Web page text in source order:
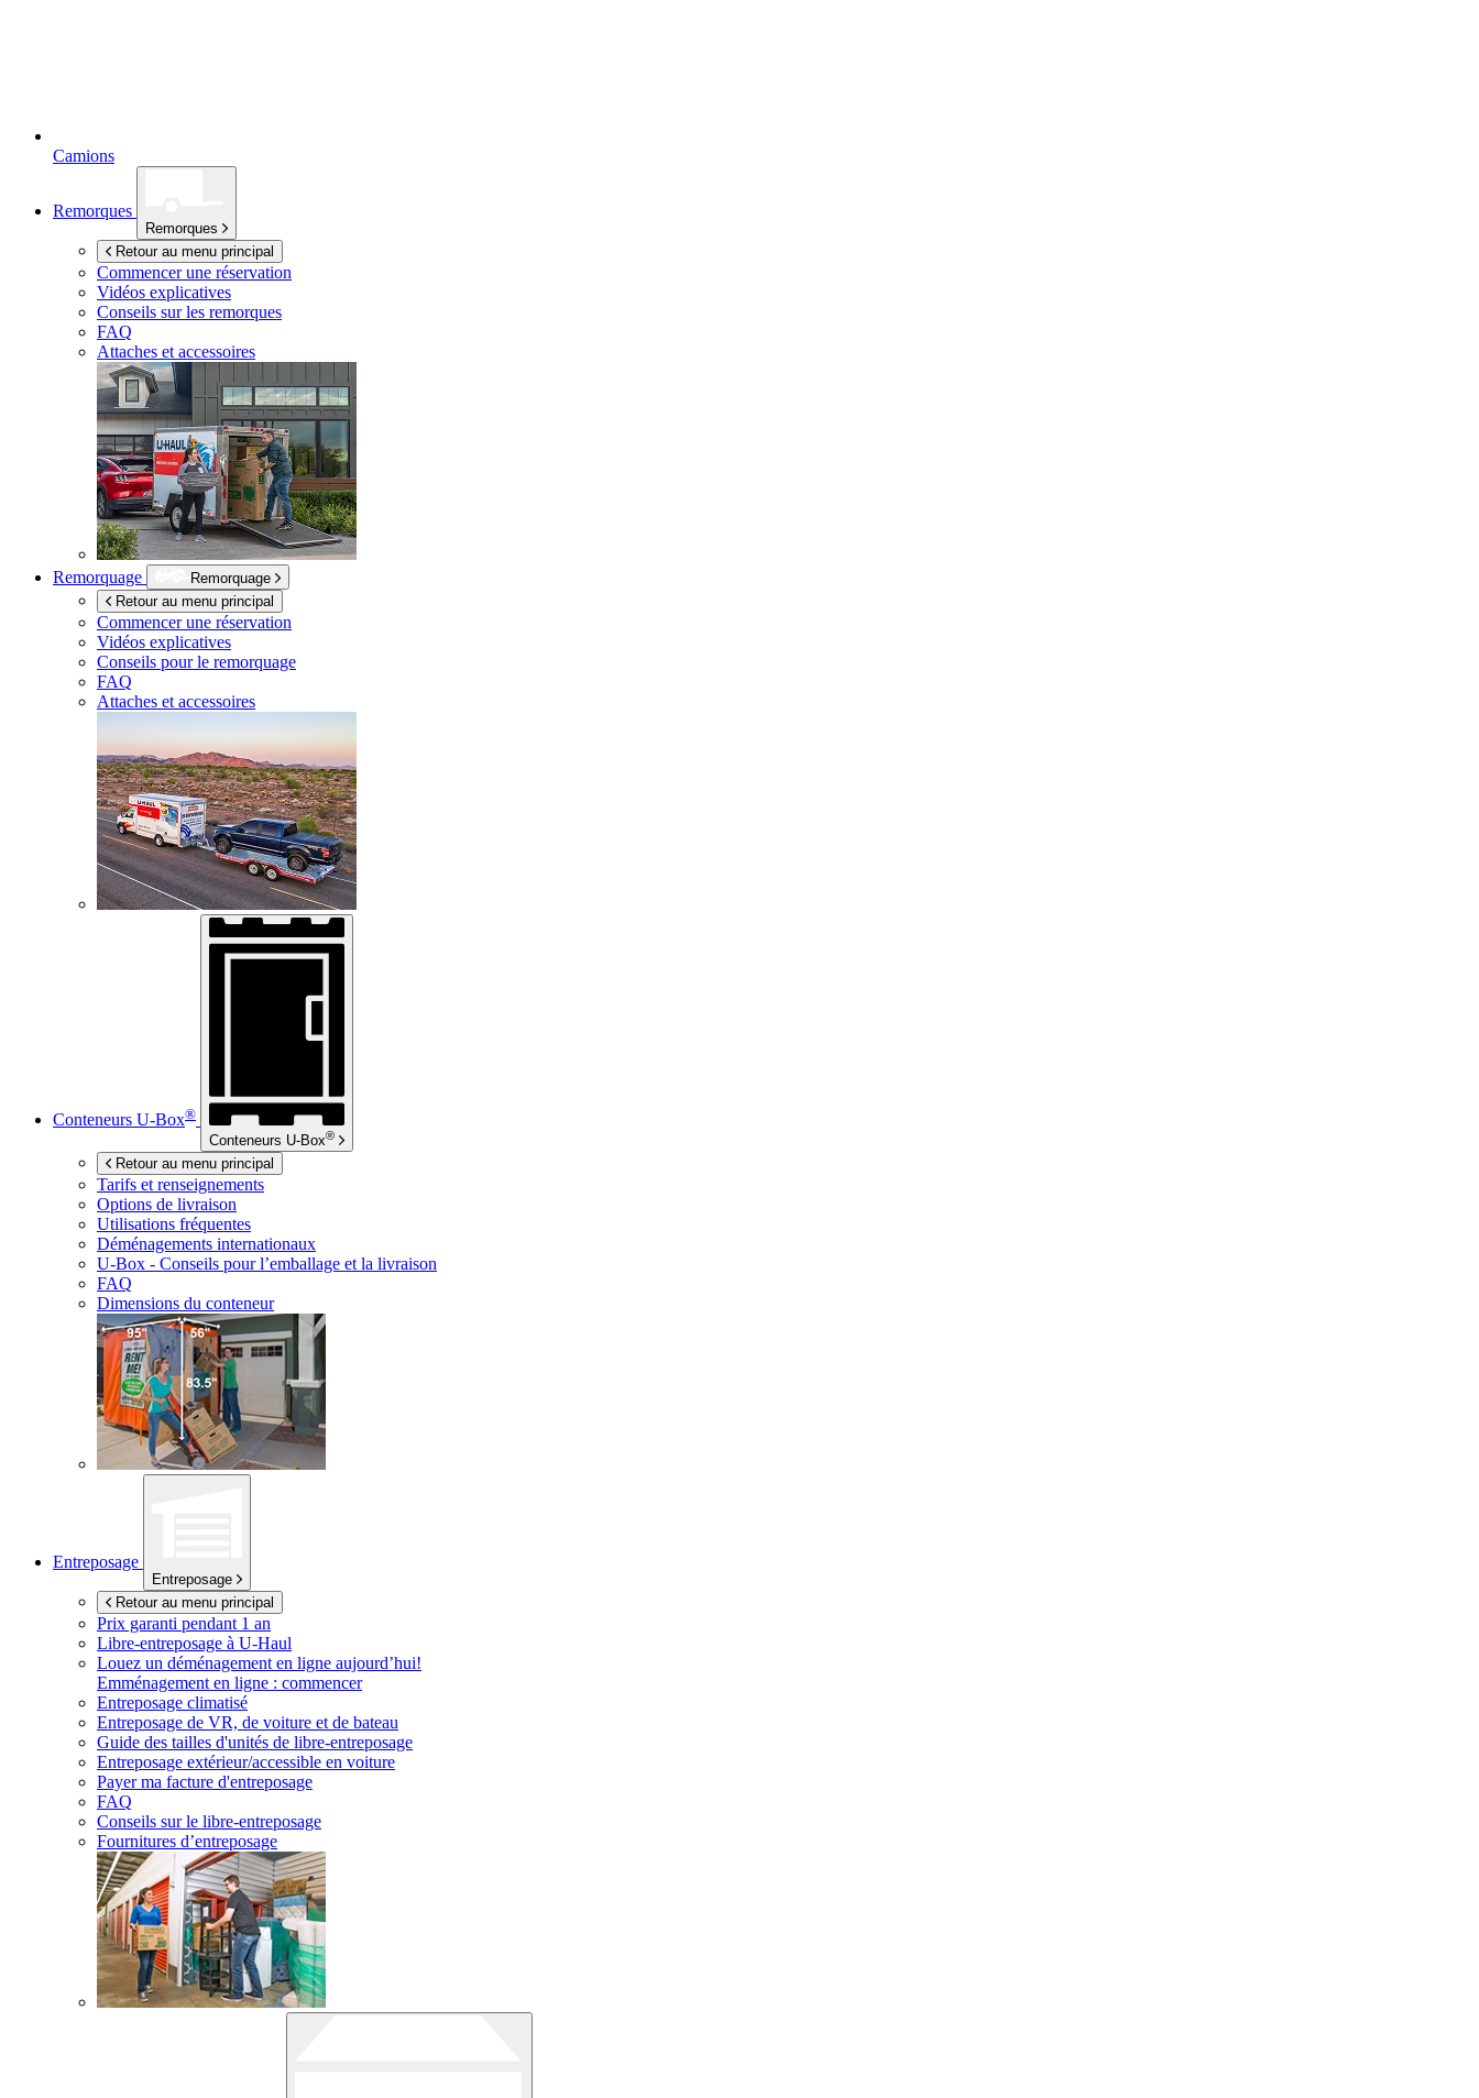
Camions
Remorques
Remorques
Retour au menu principal
Commencer une réservation
Vidéos explicatives
Conseils sur les remorques
FAQ
Attaches et accessoires
Remorquage
Remorquage
Retour au menu principal
Commencer une réservation
Vidéos explicatives
Conseils pour le remorquage
FAQ
Attaches et accessoires
Conteneurs U-Box®
Conteneurs U-Box®
Retour au menu principal
Tarifs et renseignements
Options de livraison
Utilisations fréquentes
Déménagements internationaux
U-Box - Conseils pour l’emballage et la livraison
FAQ
Dimensions du conteneur
Entreposage
Entreposage
Retour au menu principal
Prix garanti pendant 1 an
Libre-entreposage à U-Haul
Louez un déménagement en ligne aujourd’hui!
Emménagement en ligne : commencer
Entreposage climatisé
Entreposage de VR, de voiture et de bateau
Guide des tailles d'unités de libre-entreposage
Entreposage extérieur/accessible en voiture
Payer ma facture d'entreposage
FAQ
Conseils sur le libre-entreposage
Fournitures d’entreposage